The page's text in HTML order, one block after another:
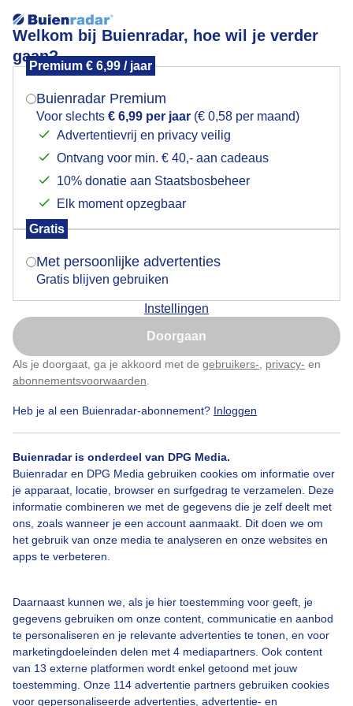
Welkom bij Buienradar, hoe wil je verder
gaan?
Premium € 6,99 / jaar
Buienradar Premium
Voor slechts € 6,99 per jaar (€ 0,58 per maand)
Advertentievrij en privacy veilig
Ontvang voor min. € 40,- aan cadeaus
10% donatie aan Staatsbosbeheer
Elk moment opzegbaar
Gratis
Met persoonlijke advertenties
Gratis blijven gebruiken
Instellingen
Doorgaan
Als je doorgaat, ga je akkoord met de gebruikers- privacy- en
abonnementsvoorwaarden
Heb je al een Buienradar-abonnement? Inloggen
Buienradar is onderdeel van DPG Media.
Buienradar en DPG Media gebruiken cookies om informatie over
je apparaat, locatie, browser en surfgedrag te verzamelen. Deze
informatie combineren we met de gegevens die je zelf deelt met
ons, zoals wanneer je een account aanmaakt. Dit doen we om
het gebruik van onze media te analyseren en onze websites en
apps te verbeteren.
Daarnaast kunnen we, als je hier toestemming voor geeft, je
gegevens gebruiken om onze content, communicatie en aanbod
te personaliseren en je relevante advertenties te tonen, en voor
marketingdoeleinden delen met 4 mediapartners. Ook content
van 13 externe platformen wordt enkel getoond met jouw
toestemming. Onze 114 advertentie partners gebruiken cookies
voor gepersonaliseerde advertenties, advertentie- en
onderdeparasol
Een moment geduld aub...
Populaire categorieën
Lente
Zomer
Over Buienradar
Bedrijfsgegevens
Veelgestelde vragen
Contact
Toegankelijkheid
Buienradar Team
Privacy beleid
Cookie beleid
Privacy instellingen
Mogen we je locatie gebruiken voor het
Indien je hier nog geen akkoord op hebt gegeven,
verschijnt er zo een pop-up uit je browser waarin
Is goed, toon de popup
Nu niet, misschien later
Klik hierom dit aan te passen